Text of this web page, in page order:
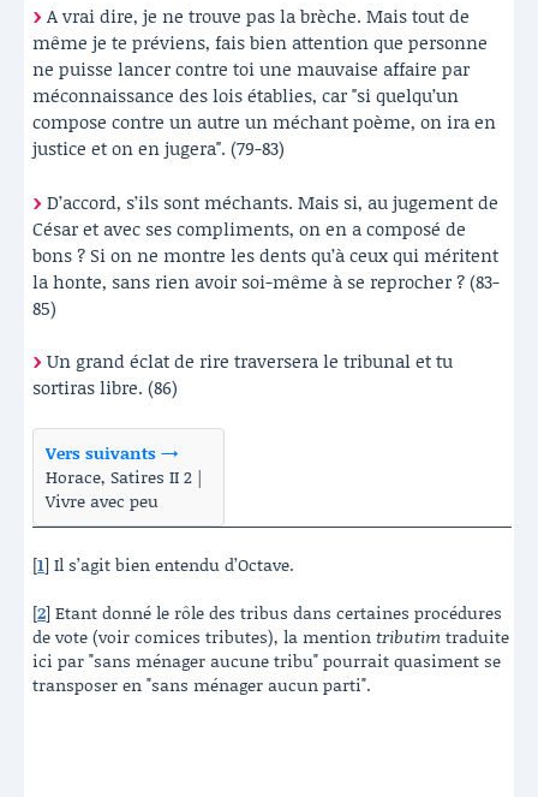
A vrai dire, je ne trouve pas la brèche. Mais tout de
même je te préviens, fais bien attention que personne
ne puisse lancer contre toi une mauvaise affaire par
méconnaissance des lois établies, car "si quelqu’un
compose contre un autre un méchant poème, on ira en
justice et on en jugera". (79-83)
D’accord, s’ils sont méchants. Mais si, au jugement de
César et avec ses compliments, on en a composé de
bons ? Si on ne montre les dents qu’à ceux qui méritent
la honte, sans rien avoir soi-même à se reprocher ? (83-
85)
Un grand éclat de rire traversera le tribunal et tu
sortiras libre. (86)
Vers suivants →
Horace, Satires II 2 |
Vivre avec peu
[1]Il s’agit bien entendu d’Octave.
[2]Etant donné le rôle des tribus dans certaines procédures
de vote (voir comices tributes), la mentiontributimtraduite
ici par "sans ménager aucune tribu" pourrait quasiment se
transposer en "sans ménager aucun parti".